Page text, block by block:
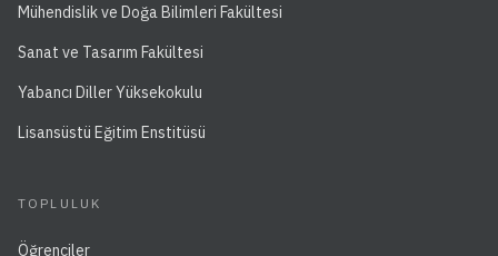
Mühendislik ve Doğa Bilimleri Fakültesi
Sanat ve Tasarım Fakültesi
Yabancı Diller Yüksekokulu
Lisansüstü Eğitim Enstitüsü
TOPLULUK
Öğrenciler